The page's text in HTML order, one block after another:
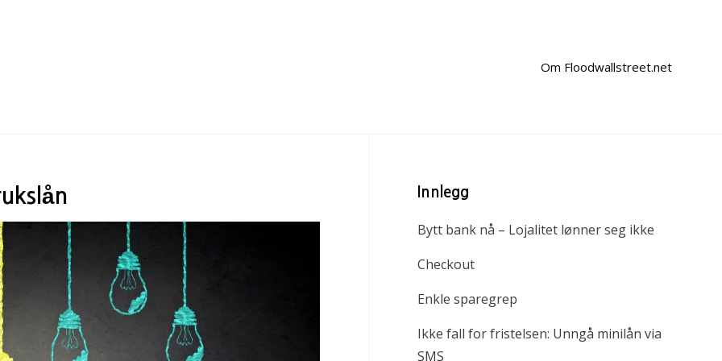
Om Floodwallstreet.net
Innlegg
Bytt bank nå – Lojalitet lønner seg ikke
Checkout
Enkle sparegrep
Ikke fall for fristelsen: Unngå minilån via
SMS